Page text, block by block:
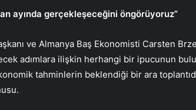
ayında gerçekleşeceğini öngörüyoruz”
ve Almanya Baş Ekonomisti Carsten
adımlara ilişkin herhangi bir ipucunun
tahminlerin beklendiği bir ara